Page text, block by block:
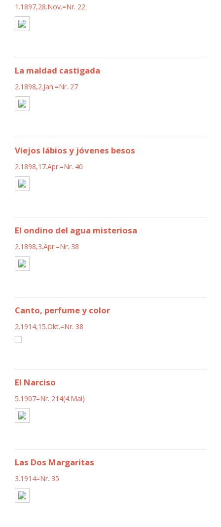
1.1897,28.Nov.=Nr. 22
La maldad castigada
2.1898,2.Jan.=Nr. 27
Viejos lábios y jóvenes besos
2.1898,17.Apr.=Nr. 40
El ondino del agua misteriosa
2.1898,3.Apr.=Nr. 38
Canto, perfume y color
2.1914,15.Okt.=Nr. 38
El Narciso
5.1907=Nr. 214(4.Mai)
Las Dos Margaritas
3.1914=Nr. 35